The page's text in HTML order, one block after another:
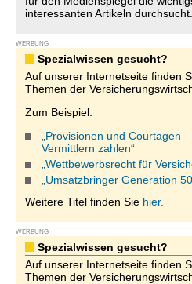
interessanten Artikeln durchsucht.
WERBUNG
Spezialwissen gesucht?
Auf unserer Internetseite finden
Themen der
Zum Beispiel:
„Provisionen und Courtagen
Vermittlern zahlen“
„Wettbewerbsrecht für
„Umsatzbringer Generation
Weitere Titel finden Sie hier.
WERBUNG
Spezialwissen gesucht?
Auf unserer Internetseite finden
Themen der